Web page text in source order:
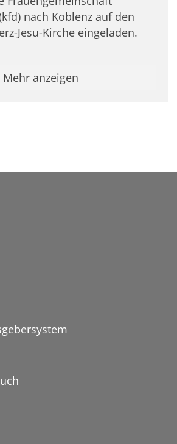
nach Koblenz auf den
Jesu-Kirche eingeladen.
Mehr anzeigen